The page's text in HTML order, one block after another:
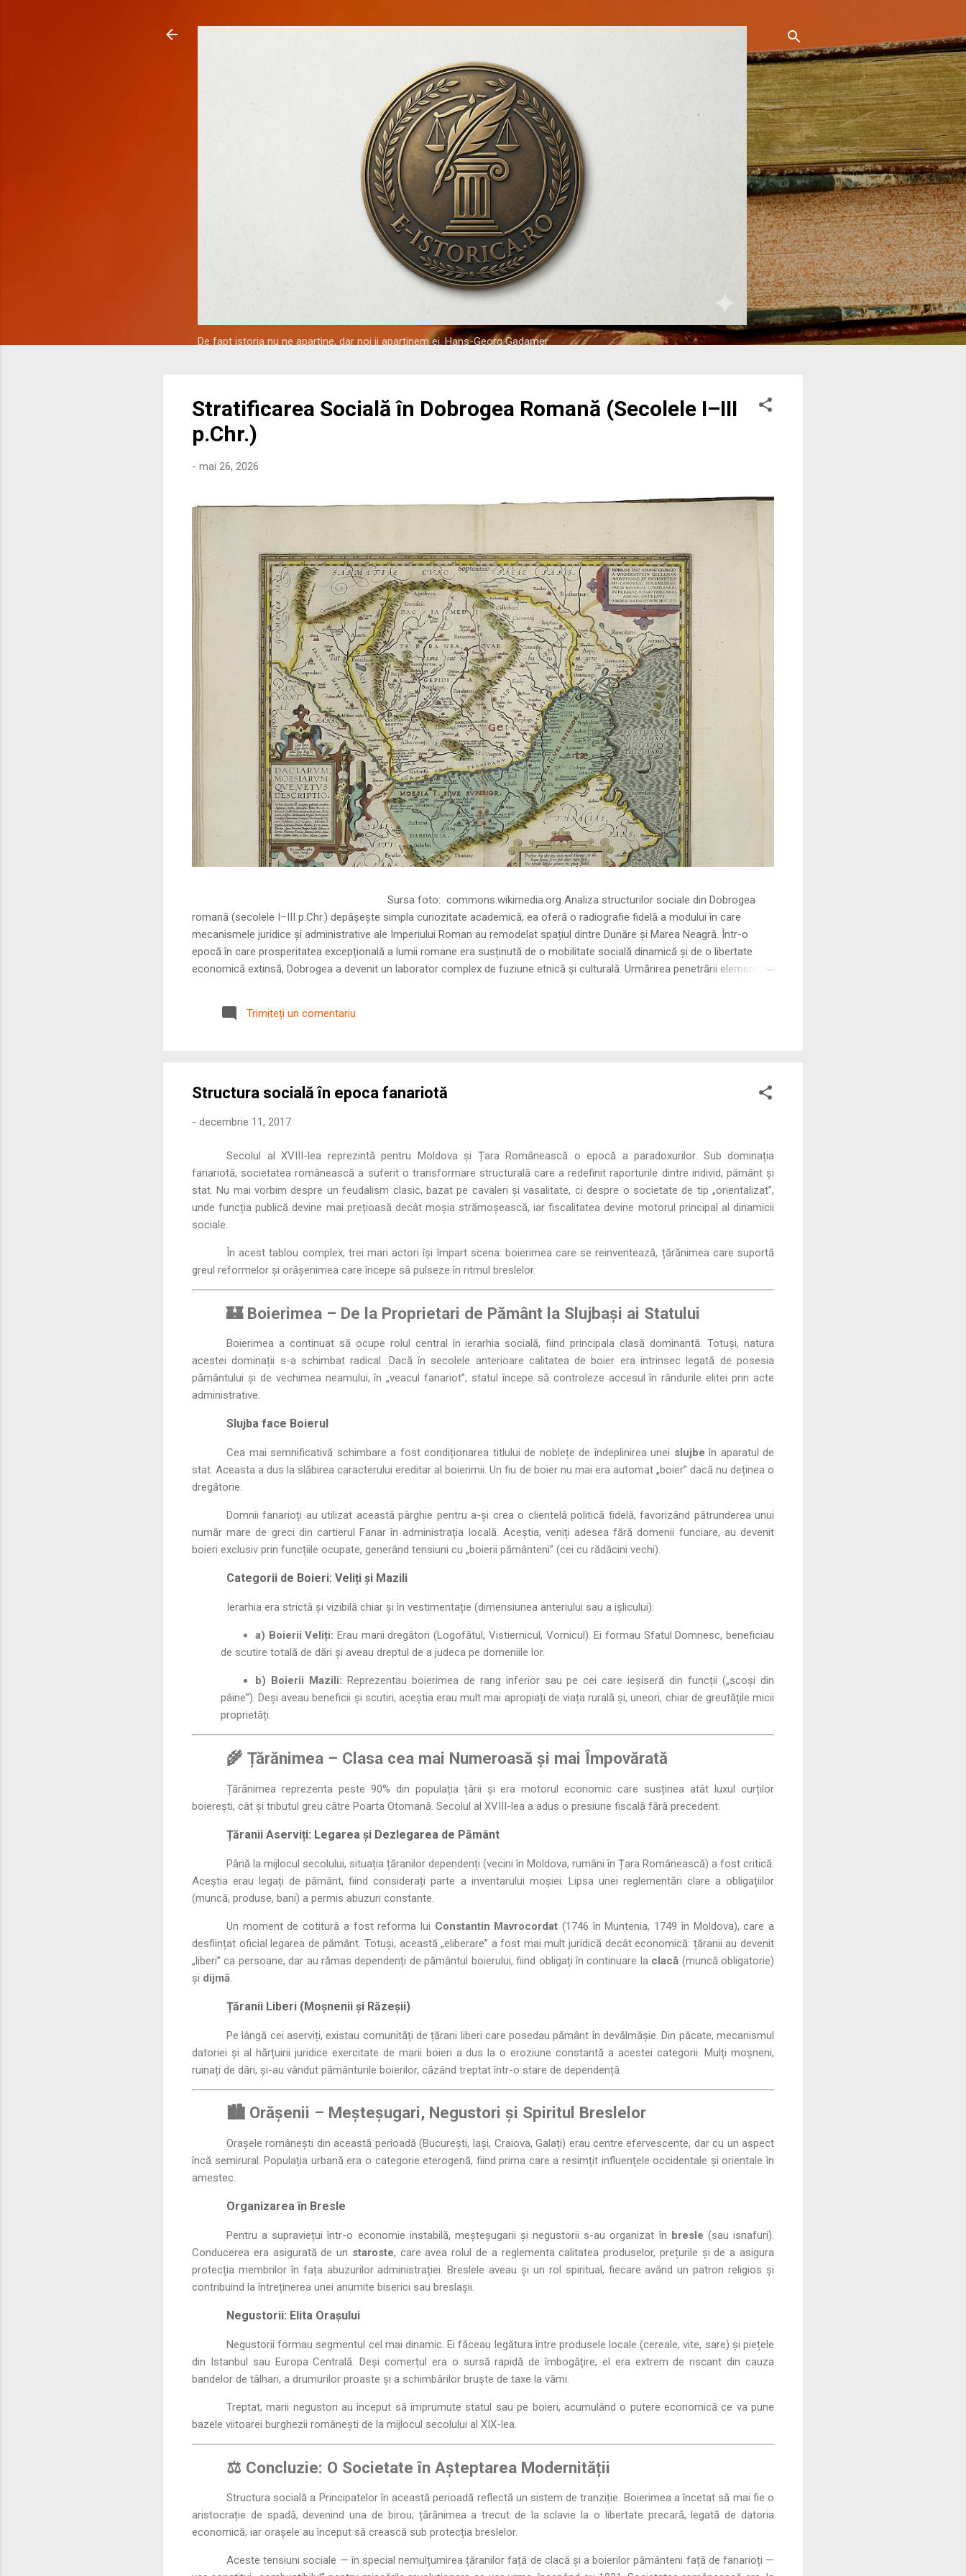
De fapt istoria nu ne apartine, dar noi ii apartinem ei. Hans-Georg Gadamer
Stratificarea Socială în Dobrogea Romană (Secolele I–III
p.Chr.)
- mai 26, 2026
Sursa foto: commons.wikimedia.org Analiza structurilor sociale din Dobrogea
romană (secolele I–III p.Chr.) depășește simpla curiozitate academică; ea oferă o radiografie fidelă a modului în care
mecanismele juridice și administrative ale Imperiului Roman au remodelat spațiul dintre Dunăre și Marea Neagră. Într-o
epocă în care prosperitatea excepțională a lumii romane era susținută de o mobilitate socială dinamică și de o libertate
economică extinsă, Dobrogea a devenit un laborator complex de fuziune etnică și culturală. Urmărirea penetrării elementului
precizie profunzimea și ritmul procesului de rom...
Trimiteți un comentariu
Structura socială în epoca fanariotă
- decembrie 11, 2017
Secolul al XVIII-lea reprezintă pentru Moldova și Țara Românească o epocă a paradoxurilor. Sub dominația
fanariotă, societatea românească a suferit o transformare structurală care a redefinit raporturile dintre individ, pământ și
stat. Nu mai vorbim despre un feudalism clasic, bazat pe cavaleri și vasalitate, ci despre o societate de tip „orientalizat”,
unde funcția publică devine mai prețioasă decât moșia strămoșească, iar fiscalitatea devine motorul principal al dinamicii
sociale.
În acest tablou complex, trei mari actori își împart scena: boierimea care se reinventează, țărănimea care suportă
greul reformelor și orășenimea care începe să pulseze în ritmul breslelor.
🏰 Boierimea – De la Proprietari de Pământ la Slujbași ai Statului
Boierimea a continuat să ocupe rolul central în ierarhia socială, fiind principala clasă dominantă. Totuși, natura
acestei dominații s-a schimbat radical. Dacă în secolele anterioare calitatea de boier era intrinsec legată de posesia
pământului și de vechimea neamului, în „veacul fanariot”, statul începe să controleze accesul în rândurile elitei prin acte
administrative.
Slujba face Boierul
Cea mai semnificativă schimbare a fost condiționarea titlului de noblețe de îndeplinirea unei slujbe în aparatul de
stat. Aceasta a dus la slăbirea caracterului ereditar al boierimii. Un fiu de boier nu mai era automat „boier” dacă nu deținea o
dregătorie.
Domnii fanarioți au utilizat această pârghie pentru a-și crea o clientelă politică fidelă, favorizând pătrunderea unui
număr mare de greci din cartierul Fanar în administrația locală. Aceștia, veniți adesea fără domenii funciare, au devenit
boieri exclusiv prin funcțiile ocupate, generând tensiuni cu „boierii pământeni” (cei cu rădăcini vechi).
Categorii de Boieri: Veliți și Mazili
Ierarhia era strictă și vizibilă chiar și în vestimentație (dimensiunea anteriului sau a ișlicului):
a) Boierii Veliți: Erau marii dregători (Logofătul, Vistiernicul, Vornicul). Ei formau Sfatul Domnesc, beneficiau
de scutire totală de dări și aveau dreptul de a judeca pe domeniile lor.
b) Boierii Mazili: Reprezentau boierimea de rang inferior sau pe cei care ieșiseră din funcții („scoși din
pâine”). Deși aveau beneficii și scutiri, aceștia erau mult mai apropiați de viața rurală și, uneori, chiar de greutățile micii
proprietăți.
🌾 Țărănimea – Clasa cea mai Numeroasă și mai Împovărată
Țărănimea reprezenta peste 90% din populația țării și era motorul economic care susținea atât luxul curților
boierești, cât și tributul greu către Poarta Otomană. Secolul al XVIII-lea a adus o presiune fiscală fără precedent.
Țăranii Aserviți: Legarea și Dezlegarea de Pământ
Până la mijlocul secolului, situația țăranilor dependenți (vecini în Moldova, rumâni în Țara Românească) a fost critică.
Aceștia erau legați de pământ, fiind considerați parte a inventarului moșiei. Lipsa unei reglementări clare a obligațiilor
(muncă, produse, bani) a permis abuzuri constante.
Un moment de cotitură a fost reforma lui Constantin Mavrocordat (1746 în Muntenia, 1749 în Moldova), care a
desființat oficial legarea de pământ. Totuși, această „eliberare” a fost mai mult juridică decât economică: țăranii au devenit
„liberi” ca persoane, dar au rămas dependenți de pământul boierului, fiind obligați în continuare la clacă (muncă obligatorie)
și dijmă
Țăranii Liberi (Moșnenii și Răzeșii)
Pe lângă cei aserviți, existau comunități de țărani liberi care posedau pământ în devălmășie. Din păcate, mecanismul
datoriei și al hărțuirii juridice exercitate de marii boieri a dus la o eroziune constantă a acestei categorii. Mulți moșneni,
ruinați de dări, și-au vândut pământurile boierilor, căzând treptat într-o stare de dependență.
🏙️ Orășenii – Meșteșugari, Negustori și Spiritul Breslelor
Orașele românești din această perioadă (București, Iași, Craiova, Galați) erau centre efervescente, dar cu un aspect
încă semirural. Populația urbană era o categorie eterogenă, fiind prima care a resimțit influențele occidentale și orientale în
amestec.
Organizarea în Bresle
Pentru a supraviețui într-o economie instabilă, meșteșugarii și negustorii s-au organizat în bresle (sau isnafuri).
Conducerea era asigurată de un staroste, care avea rolul de a reglementa calitatea produselor, prețurile și de a asigura
protecția membrilor în fața abuzurilor administrației. Breslele aveau și un rol spiritual, fiecare având un patron religios și
contribuind la întreținerea unei anumite biserici sau breslașii.
Negustorii: Elita Orașului
Negustorii formau segmentul cel mai dinamic. Ei făceau legătura între produsele locale (cereale, vite, sare) și piețele
din Istanbul sau Europa Centrală. Deși comerțul era o sursă rapidă de îmbogățire, el era extrem de riscant din cauza
bandelor de tâlhari, a drumurilor proaste și a schimbărilor bruște de taxe la vămi.
Treptat, marii negustori au început să împrumute statul sau pe boieri, acumulând o putere economică ce va pune
bazele viitoarei burghezii românești de la mijlocul secolului al XIX-lea.
⚖️ Concluzie: O Societate în Așteptarea Modernității
Structura socială a Principatelor în această perioadă reflectă un sistem de tranziție. Boierimea a încetat să mai fie o
aristocrație de spadă, devenind una de birou; țărănimea a trecut de la sclavie la o libertate precară, legată de datoria
economică; iar orașele au început să crească sub protecția breslelor.
Aceste tensiuni sociale — în special nemulțumirea țăranilor față de clacă și a boierilor pământeni față de fanarioți —